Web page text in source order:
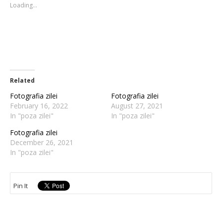
window)
Loading...
Related
Fotografia zilei
February 16, 2022
In "poza zilei"
Fotografia zilei
August 27, 2021
In "poza zilei"
Fotografia zilei
December 26, 2021
In "poza zilei"
Pin It